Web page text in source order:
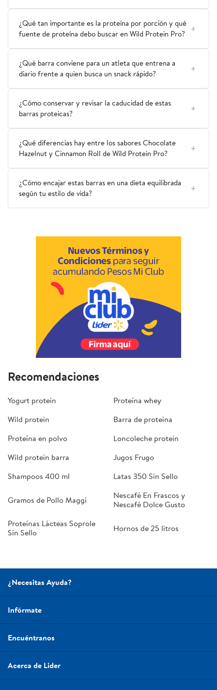
¿Qué tan importante es la proteína por porción y qué
fuente de proteína debo buscar en Wild Protein Pro?
¿Qué barra conviene para un atleta que entrena a
diario frente a quien busca un snack rápido?
¿Cómo conservar y revisar la caducidad de estas
barras proteicas?
¿Qué diferencias hay entre los sabores Chocolate
Hazelnut y Cinnamon Roll de Wild Protein Pro?
¿Cómo encajar estas barras en una dieta equilibrada
según tu estilo de vida?
Recomendaciones
Yogurt protein
Proteína whey
Wild protein
Barra de proteina
Proteína en polvo
Loncoleche protein
Wild protein barra
Jugos Frugo
Shampoos 400 ml
Latas 350 Sin Sello
Gramos de Pollo Maggi
Nescafé En Frascos y
Nescafé Dolce Gusto
Proteínas Lácteas Soprole
Sin Sello
Hornos de 25 litros
¿Necesitas Ayuda?
Infórmate
Encuéntranos
Acerca de Lider